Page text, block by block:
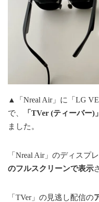
▲「Nreal Air」に「LG
で、
「TVer (ティーバー
ました。
「Nreal Air」のディスプ
のフルスクリーンで表示
「TVer」の見逃し配信の